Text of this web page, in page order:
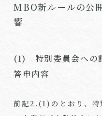
MBO新ルールの公
響
(1) 特別委員会への
答申内容
前記2.(1) のとおり、